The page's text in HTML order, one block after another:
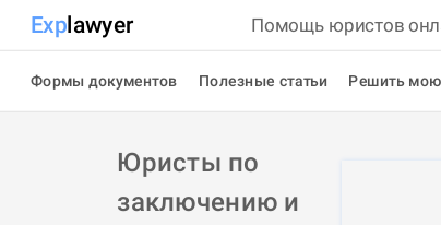
Explawyer Помощь юристов
Формы документов Полезные статьи Решить
Юристы по
заключению и